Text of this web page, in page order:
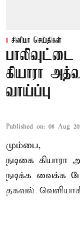
சினிமா செய்திகள்
கியாரா
வாய்ப்பு
Published on: 08 Aug
மும்பை,
நடிகை கியாரா
நடிக்க வைக்க
தகவல்